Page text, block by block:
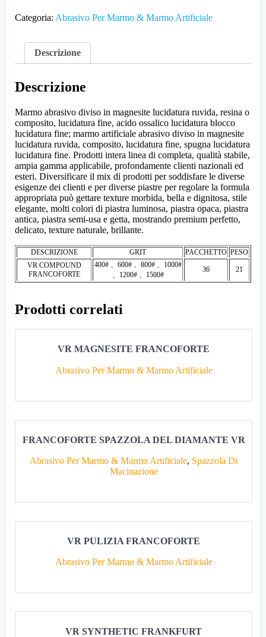
Categoria: Abrasivo Per Marmo & Marmo Artificiale
Descrizione
Descrizione
Marmo abrasivo diviso in magnesite lucidatura ruvida, resina o
composito, lucidatura fine, acido ossalico lucidatura blocco
lucidatura fine; marmo artificiale abrasivo diviso in magnesite
lucidatura ruvida, composito, lucidatura fine, spugna lucidatura
lucidatura fine. Prodotti intera linea di completa, qualità stabile,
ampia gamma applicabile, profondamente clienti nazionali ed
esteri. Diversificare il mix di prodotti per soddisfare le diverse
esigenze dei clienti e per diverse piastre per regolare la formula
appropriata può gettare texture morbida, bella e dignitosa, stile
elegante, molti colori di piastra luminosa, piastra opaca, piastra
antica, piastra semi-usa e getta, mostrando premium perfetto,
delicato, texture naturale, brillante.
DESCRIZIONE GRIT PACCHETTO PESO
VR COMPOUND
FRANCOFORTE
400# 、600# 、800# 、1000#
、1200# 、1500#
36 21
Prodotti correlati
VR MAGNESITE FRANCOFORTE
Abrasivo Per Marmo & Marmo Artificiale
FRANCOFORTE SPAZZOLA DEL DIAMANTE VR
Abrasivo Per Marmo & Marmo Artificiale, Spazzola Di
Macinazione
VR PULIZIA FRANCOFORTE
Abrasivo Per Marmo & Marmo Artificiale
VR SYNTHETIC FRANKFURT